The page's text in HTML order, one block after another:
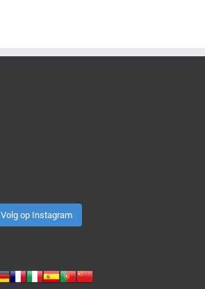
Volg op Instagram